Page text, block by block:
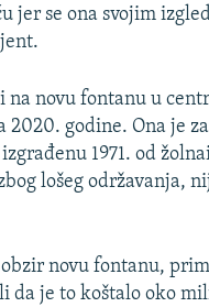
jer se ona svojim
na novu fontanu u
2020. godine. Ona je
1971. od
lošeg održavanja,
novu fontanu,
da je to koštalo oko